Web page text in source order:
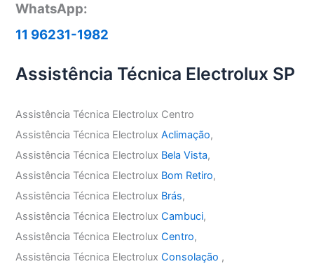
WhatsApp:
11 96231-1982
Assistência Técnica Electrolux SP
Assistência Técnica Electrolux Centro
Assistência Técnica ElectroluxAclimação,
Assistência Técnica Electrolux Bela Vista,
Assistência Técnica Electrolux Bom Retiro,
Assistência Técnica Electrolux Brás,
Assistência Técnica ElectroluxCambuci,
Assistência Técnica ElectroluxCentro,
Assistência Técnica ElectroluxConsolação ,